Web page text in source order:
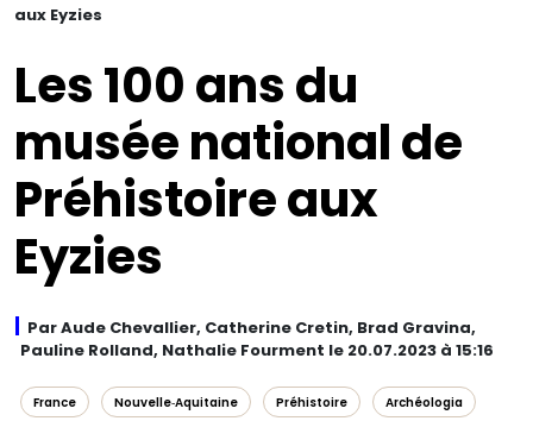
aux Eyzies
Les 100 ans du
musée national de
Préhistoire aux
Eyzies
Par Aude Chevallier, Catherine Cretin, Brad Gravina,
Pauline Rolland, Nathalie Fourment le 20.07.2023 à 15:16
France Nouvelle‑Aquitaine Préhistoire Archéologia